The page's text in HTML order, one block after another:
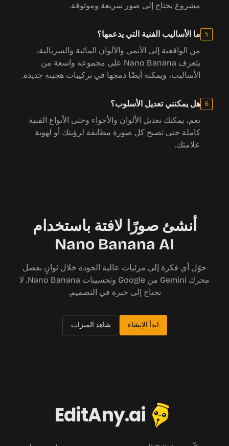
مشروع يحتاج إلى صور سريعة وموثوقة.
5
ما الأساليب الفنية التي يدعمها؟
من الواقعية إلى الأنمي والألوان المائية والسريالية،
يتعرف Nano Banana على مجموعة واسعة من
الأساليب، ويمكنه أيضًا دمجها في تركيبات هجينة جديدة.
6
هل يمكنني تعديل الأسلوب؟
نعم، يمكنك تعديل الألوان والأجواء وحتى الأنواع الفنية
كاملة حتى تصبح كل صورة مطابقة لرؤيتك أو لهوية
علامتك.
أنشئ صورًا لافتة باستخدام
Nano Banana AI
حوّل أي فكرة إلى مرئيات عالية الجودة خلال ثوانٍ بفضل
محرك Gemini من Google وتحسينات Nano Banana. لا
تحتاج إلى خبرة في التصميم.
ابدأ الإنشاء شاهد الميزات
EditAny.ai